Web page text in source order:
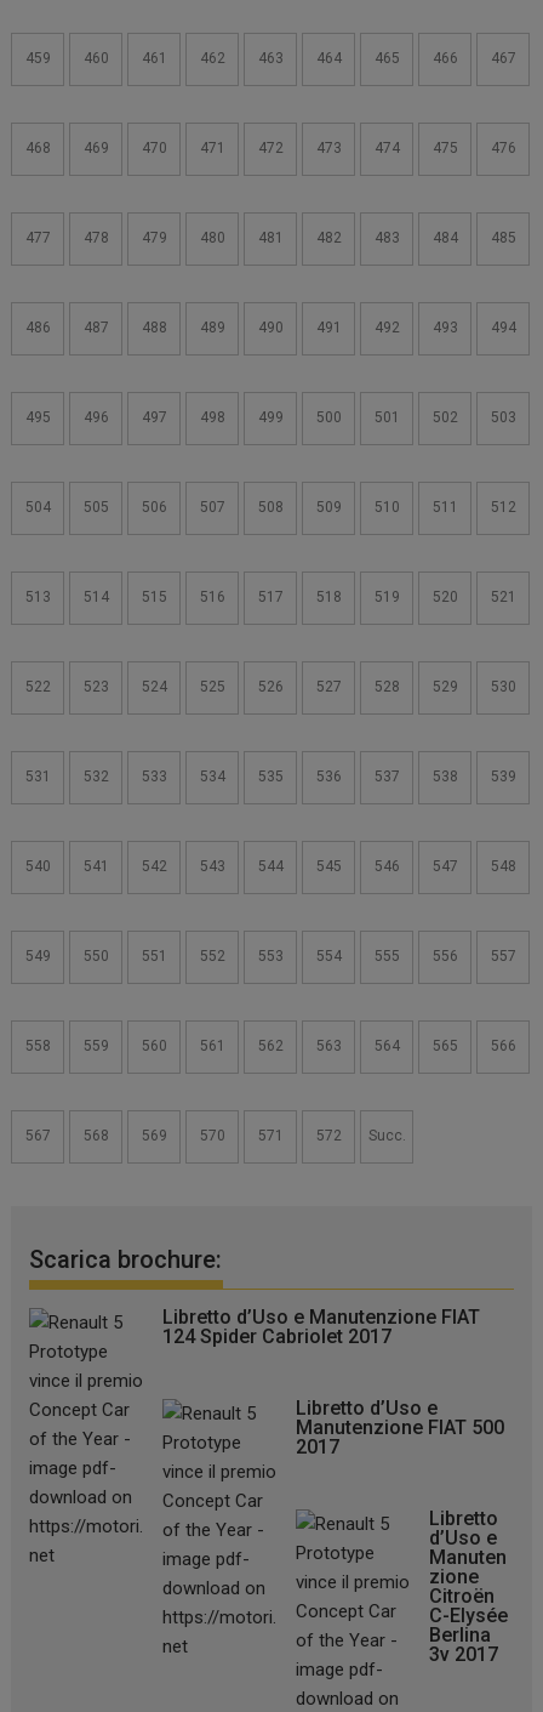
459 460 461 462 463 464 465 466 467
468 469 470 471 472 473 474 475 476
477 478 479 480 481 482 483 484 485
486 487 488 489 490 491 492 493 494
495 496 497 498 499 500 501 502 503
504 505 506 507 508 509 510 511 512
513 514 515 516 517 518 519 520 521
522 523 524 525 526 527 528 529 530
531 532 533 534 535 536 537 538 539
540 541 542 543 544 545 546 547 548
549 550 551 552 553 554 555 556 557
558 559 560 561 562 563 564 565 566
567 568 569 570 571 572 Succ.
Scarica brochure:
Libretto d’Uso e Manutenzione FIAT
124 Spider Cabriolet 2017
Libretto d’Uso e
Manutenzione FIAT 500
2017
Libretto
d’Uso e
Manuten
zione
Citroën
C-Elysée
Berlina
3v 2017